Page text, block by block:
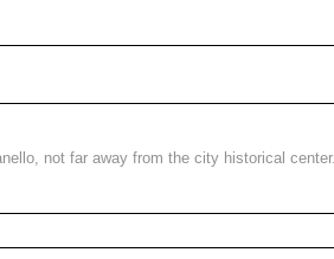
not far away from the city historical center.